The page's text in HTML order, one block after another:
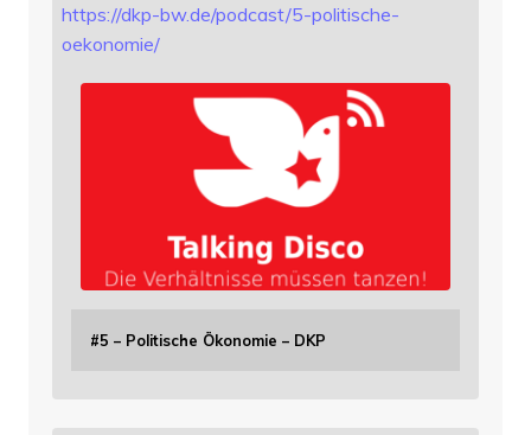
https://dkp-bw.de/podcast/5-politische-
oekonomie/
#5 – Politische Ökonomie – DKP